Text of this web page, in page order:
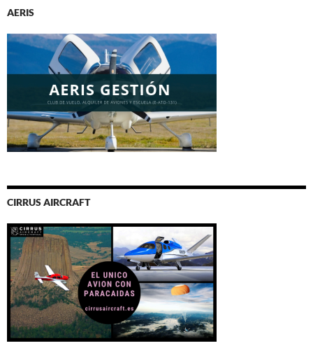
AERIS
CIRRUS AIRCRAFT